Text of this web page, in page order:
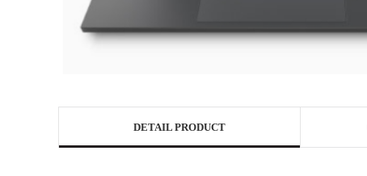
DETAIL PRODUCT